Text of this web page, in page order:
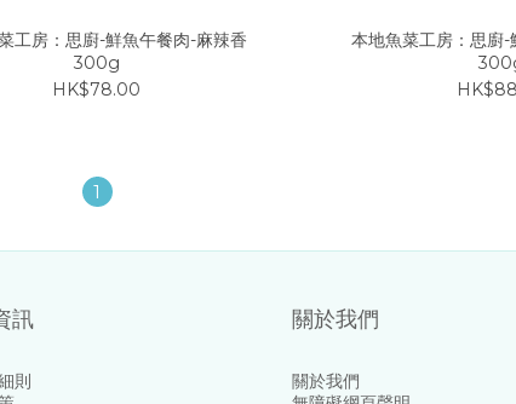
工房：思廚-鮮魚午餐肉-麻辣香
300g
HK$78.00
本地魚菜工房：思廚
1
訊
則
關於我們
關於我們